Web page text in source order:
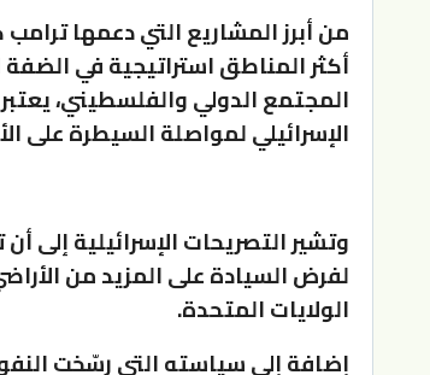
من أبرز المشاريع التي دعمها
أكثر المناطق استراتيجية في
المجتمع الدولي والفلسطيني،
الإسرائيلي لمواصلة السيطرة على
وتشير التصريحات الإسرائيلية إلى
لفرض السيادة على المزيد من
الولايات المتحدة.
إضافة إلى سياسته التي رسّخت